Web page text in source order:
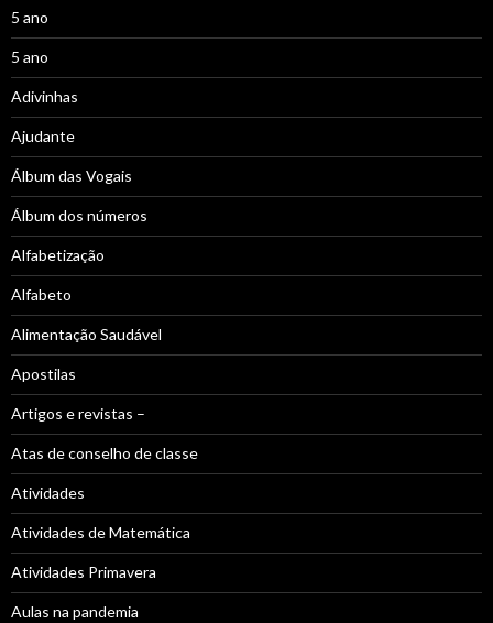
5 ano
5 ano
Adivinhas
Ajudante
Álbum das Vogais
Álbum dos números
Alfabetização
Alfabeto
Alimentação Saudável
Apostilas
Artigos e revistas –
Atas de conselho de classe
Atividades
Atividades de Matemática
Atividades Primavera
Aulas na pandemia